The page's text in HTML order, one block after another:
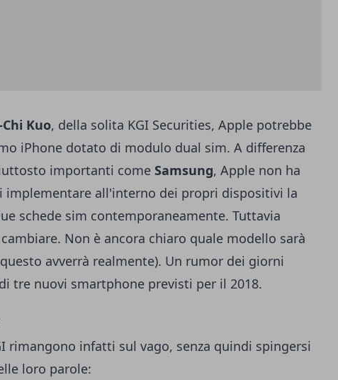
Kuo, della solita KGI Securities, Apple potrebbe
iPhone dotato di modulo dual sim. A differenza
importanti come Samsung, Apple non ha
implementare all'interno dei propri dispositivi la
schede sim contemporaneamente. Tuttavia
Non è ancora chiaro quale modello sarà
avverrà realmente). Un rumor dei giorni
tre nuovi smartphone previsti per il 2018.
rimangono infatti sul vago, senza quindi spingersi
loro parole: